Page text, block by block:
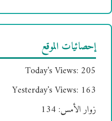
إحصائيات الموقع
Today's Views: 205
Yesterday's Views: 163
زوار الأمس: 134